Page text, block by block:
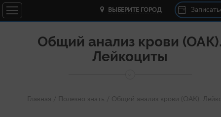
ВЫБЕРИТЕ ГОРОД
Общий анализ крови
Лейкоциты
Главная / Полезно знать / Общий анализ крови (ОАК).